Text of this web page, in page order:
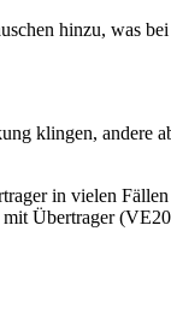
hinzu, was
klingen, andere
in vielen
mit Übertrager